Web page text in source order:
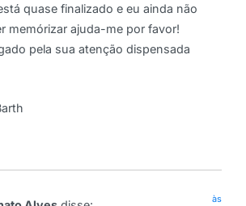
quase finalizado e eu ainda não
memórizar ajuda-me por favor!
pela sua atenção dispensada
às